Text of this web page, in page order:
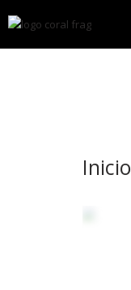
Inicio